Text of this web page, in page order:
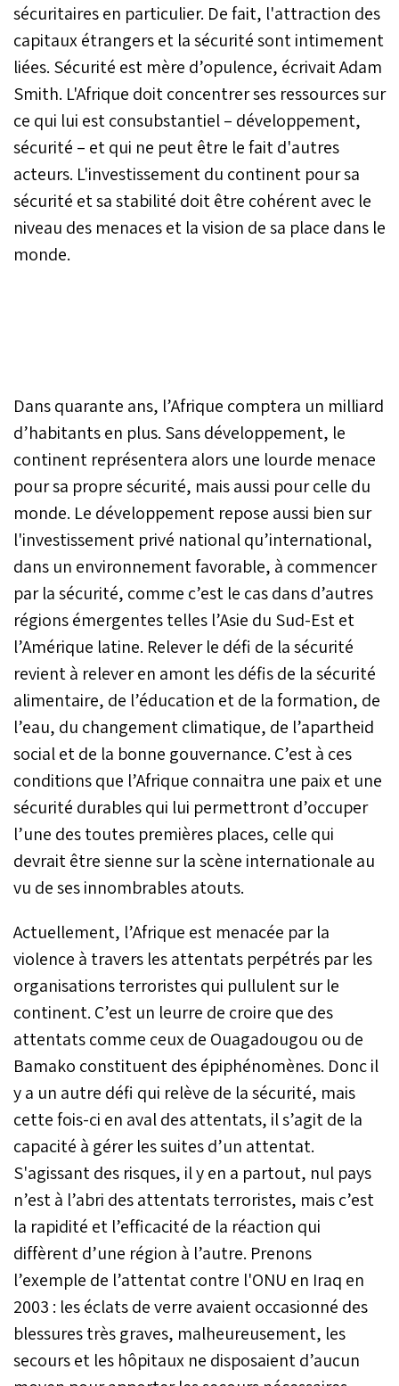
sécuritaires en particulier. De fait, l'attraction des
capitaux étrangers et la sécurité sont intimement
liées. Sécurité est mère d’opulence, écrivait Adam
Smith. L'Afrique doit concentrer ses ressources sur
ce qui lui est consubstantiel – développement,
sécurité – et qui ne peut être le fait d'autres
acteurs. L'investissement du continent pour sa
sécurité et sa stabilité doit être cohérent avec le
niveau des menaces et la vision de sa place dans le
monde.
Dans quarante ans, l’Afrique comptera un milliard
d’habitants en plus. Sans développement, le
continent représentera alors une lourde menace
pour sa propre sécurité, mais aussi pour celle du
monde. Le développement repose aussi bien sur
l'investissement privé national qu’international,
dans un environnement favorable, à commencer
par la sécurité, comme c’est le cas dans d’autres
régions émergentes telles l’Asie du Sud-Est et
l’Amérique latine. Relever le défi de la sécurité
revient à relever en amont les défis de la sécurité
alimentaire, de l’éducation et de la formation, de
l’eau, du changement climatique, de l’apartheid
social et de la bonne gouvernance. C’est à ces
conditions que l’Afrique connaitra une paix et une
sécurité durables qui lui permettront d’occuper
l’une des toutes premières places, celle qui
devrait être sienne sur la scène internationale au
vu de ses innombrables atouts.
Actuellement, l’Afrique est menacée par la
violence à travers les attentats perpétrés par les
organisations terroristes qui pullulent sur le
continent. C’est un leurre de croire que des
attentats comme ceux de Ouagadougou ou de
Bamako constituent des épiphénomènes. Donc il
y a un autre défi qui relève de la sécurité, mais
cette fois-ci en aval des attentats, il s’agit de la
capacité à gérer les suites d’un attentat.
S'agissant des risques, il y en a partout, nul pays
n’est à l’abri des attentats terroristes, mais c’est
la rapidité et l’efficacité de la réaction qui
diffèrent d’une région à l’autre. Prenons
l’exemple de l’attentat contre l'ONU en Iraq en
2003 : les éclats de verre avaient occasionné des
blessures très graves, malheureusement, les
secours et les hôpitaux ne disposaient d’aucun